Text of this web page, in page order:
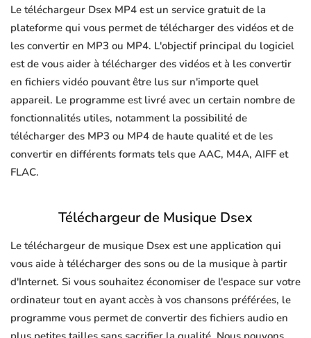
Le téléchargeur Dsex MP4 est un service gratuit de la
plateforme qui vous permet de télécharger des vidéos et de
les convertir en MP3 ou MP4. L'objectif principal du logiciel
est de vous aider à télécharger des vidéos et à les convertir
en fichiers vidéo pouvant être lus sur n'importe quel
appareil. Le programme est livré avec un certain nombre de
fonctionnalités utiles, notamment la possibilité de
télécharger des MP3 ou MP4 de haute qualité et de les
convertir en différents formats tels que AAC, M4A, AIFF et
FLAC.
Téléchargeur de Musique Dsex
Le téléchargeur de musique Dsex est une application qui
vous aide à télécharger des sons ou de la musique à partir
d'Internet. Si vous souhaitez économiser de l'espace sur votre
ordinateur tout en ayant accès à vos chansons préférées, le
programme vous permet de convertir des fichiers audio en